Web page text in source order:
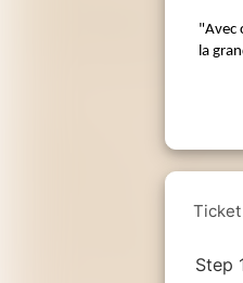
"Avec
la